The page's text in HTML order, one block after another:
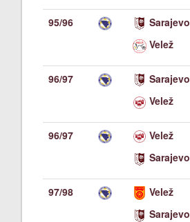
95/96
Sarajevo
Velež
96/97
Sarajevo
Velež
96/97
Velež
Sarajevo
97/98
Velež
Sarajevo